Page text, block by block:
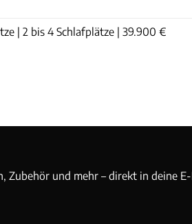
| 2 bis 4 Schlafplätze | 39.900 €
Zubehör und mehr – direkt in deine